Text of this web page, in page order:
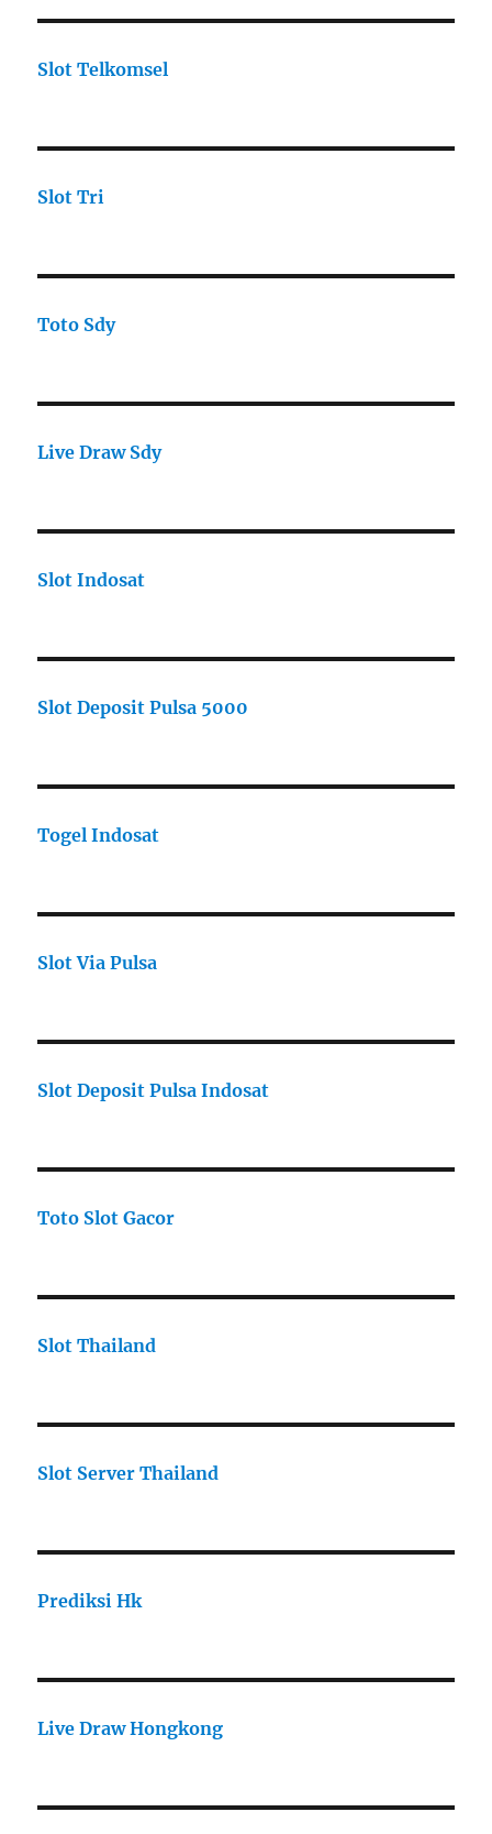
Slot Telkomsel
Slot Tri
Toto Sdy
Live Draw Sdy
Slot Indosat
Slot Deposit Pulsa 5000
Togel Indosat
Slot Via Pulsa
Slot Deposit Pulsa Indosat
Toto Slot Gacor
Slot Thailand
Slot Server Thailand
Prediksi Hk
Live Draw Hongkong